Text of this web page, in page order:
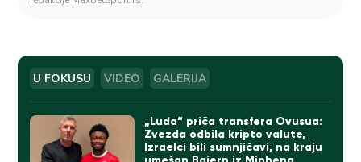
U FOKUSU VIDEO GALERIJA
„Luda“ priča transfera Ovusua:
Zvezda odbila kripto valute,
Izraelci bili sumnjičavi, na kraju